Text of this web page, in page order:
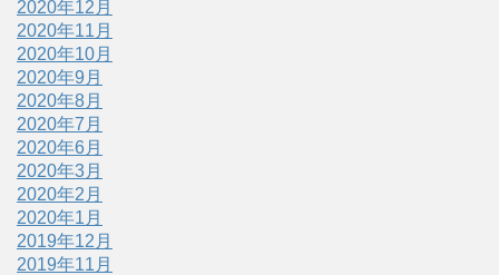
2020年12月
2020年11月
2020年10月
2020年9月
2020年8月
2020年7月
2020年6月
2020年3月
2020年2月
2020年1月
2019年12月
2019年11月